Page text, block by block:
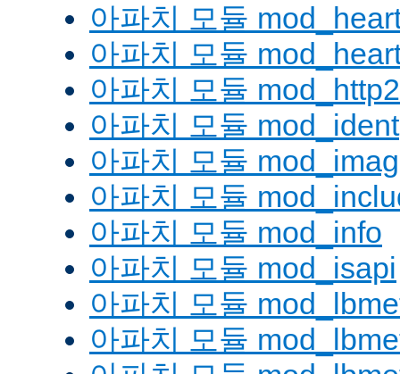
아파치 모듈
아파치 모듈
아파치 모듈 mod_http2
아파치 모듈 mod_ident
아파치 모듈
아파치 모듈
아파치 모듈 mod_info
아파치 모듈 mod_isapi
아파치 모듈
아파치 모듈